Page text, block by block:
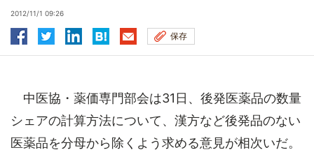
2012/11/1 09:26
保存
中医協・薬価専門部会は31日、後発医薬品の数量
シェアの計算方法について、漢方など後発品のない
医薬品を分母から除くよう求める意見が相次いだ。